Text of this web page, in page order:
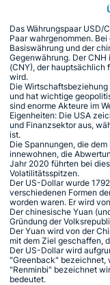
Das Währungspaar USD/
Paar wahrgenommen.
Basiswährung und der
Gegenwährung. Der
(CNY), der
wird.
Die
und hat wichtige
sind enorme Akteure im
Eigenheiten: Die USA
und Finanzsektor aus,
ist.
Die Spannungen, die
innewohnen, die
Jahr 2020 führten bei
Volatilitätsspitzen.
Der US-Dollar wurde
verschiedenen Formen
worden waren. Er wird
Der chinesische Yuan
Gründung der
Der Yuan wird von der
mit dem Ziel geschaffen,
Der US-Dollar wird
"Greenback" bezeichnet,
"Renminbi" bezeichnet
bedeutet.